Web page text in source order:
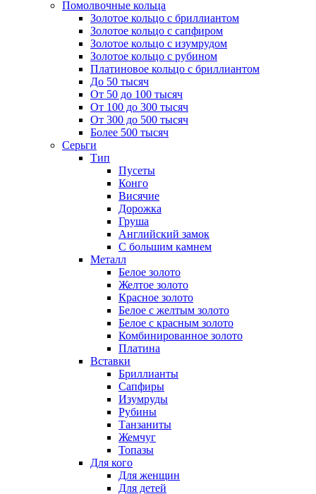
Помолвочные кольца
Золотое кольцо с бриллиантом
Золотое кольцо с сапфиром
Золотое кольцо с изумрудом
Золотое кольцо с рубином
Платиновое кольцо с бриллиантом
До 50 тысяч
От 50 до 100 тысяч
От 100 до 300 тысяч
От 300 до 500 тысяч
Более 500 тысяч
Серьги
Тип
Пусеты
Конго
Висячие
Дорожка
Груша
Английский замок
С большим камнем
Металл
Белое золото
Желтое золото
Красное золото
Белое с желтым золото
Белое с красным золото
Комбинированное золото
Платина
Вставки
Бриллианты
Сапфиры
Изумруды
Рубины
Танзаниты
Жемчуг
Топазы
Для кого
Для женщин
Для детей